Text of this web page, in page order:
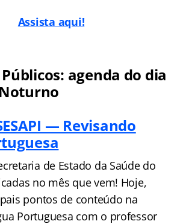
Assista aqui!
agenda do dia
— Revisando
de Estado da Saúde do
no mês que vem! Hoje,
pontos de conteúdo na
Portuguesa com o professor